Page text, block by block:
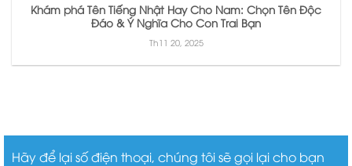
Khám phá Tên Tiếng Nhật Hay Cho Nam: Chọn Tên Độc
Đáo & Ý Nghĩa Cho Con Trai Bạn
Th11 20, 2025
Hãy để lại số điện thoại, chúng tôi sẽ gọi lại cho bạn